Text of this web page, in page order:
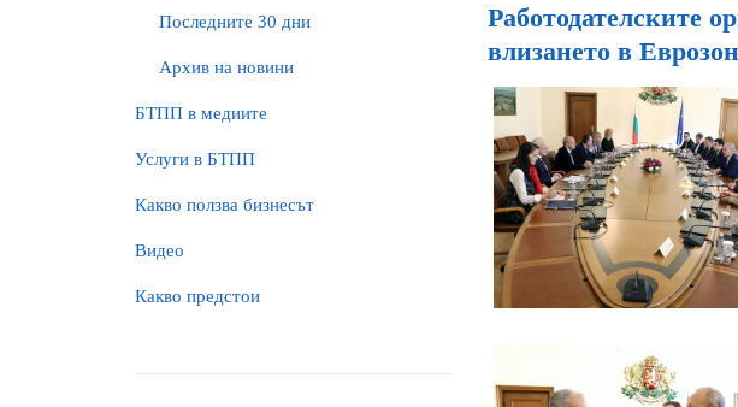
Последните 30 дни
Архив на новини
БTПП в медиите
Услуги в БТПП
Какво ползва бизнесът
Видео
Какво предстои
Работодателските
влизането в